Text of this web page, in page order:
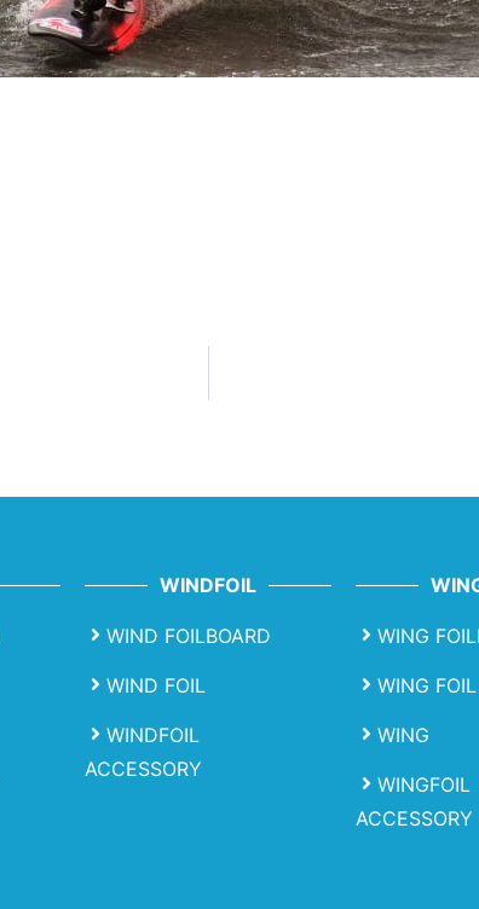
WINDFOIL
WIND FOILBOARD
WIND FOIL
WINDFOIL
ACCESSORY
WING
WING FOIL
WING
WINGFOIL
ACCESSORY